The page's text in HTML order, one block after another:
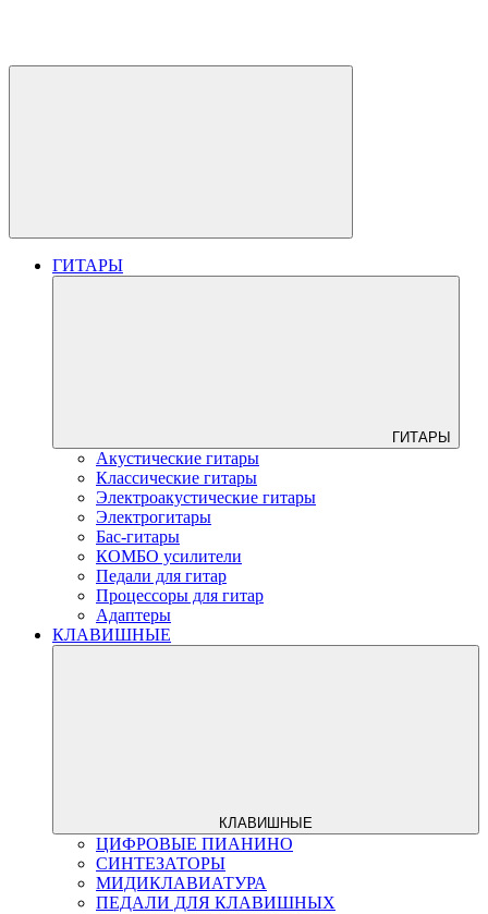
ГИТАРЫ
ГИТАРЫ
Акустические гитары
Классические гитары
Электроакустические гитары
Электрогитары
Бас-гитары
КОМБО усилители
Педали для гитар
Процессоры для гитар
Адаптеры
КЛАВИШНЫЕ
КЛАВИШНЫЕ
ЦИФРОВЫЕ ПИАНИНО
СИНТЕЗАТОРЫ
МИДИКЛАВИАТУРА
ПЕДАЛИ ДЛЯ КЛАВИШНЫХ